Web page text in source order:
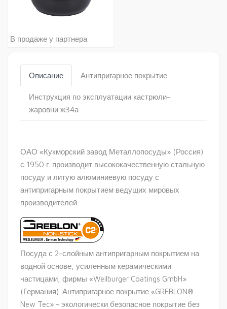
В продаже у партнера
Описание Антипригарное покрытие
Инструкция по эксплуатации кастрюли-
жаровни ж34а
ОАО «Кукморский завод Металлопосуды» (Россия)
с 1950 г. производит высококачественную стальную
посуду и литую алюминиевую посуду с
антипригарным покрытием ведущих мировых
производителей.
Посуда с 2-слойным антипригарным покрытием на
водной основе, усиленным керамическими
частицами, фирмы «Weilburger Coatings GmbH»
(Германия). Антипригарное покрытие «GREBLON®
New Tec» - экологически безопасное покрытие без